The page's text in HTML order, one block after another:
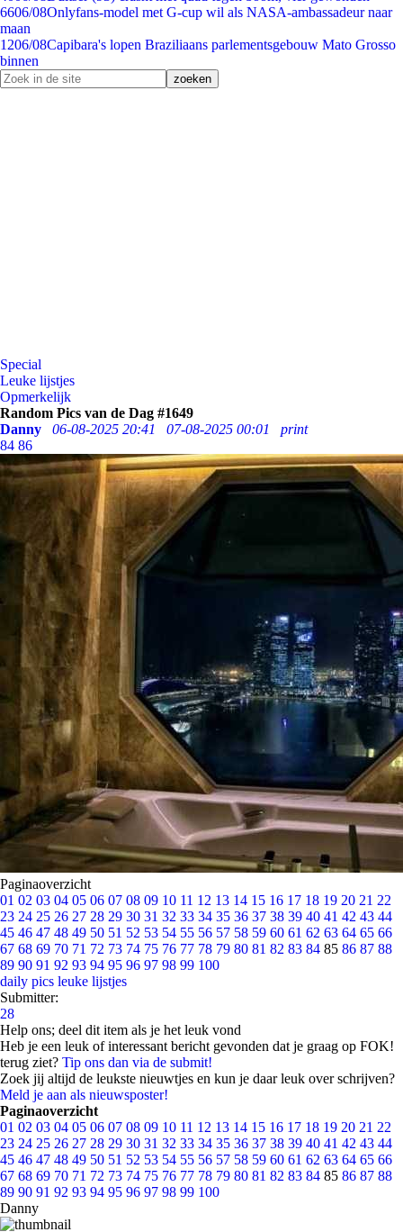
6606/08Onlyfans-model met G-cup wil als NASA-ambassadeur naar
maan
1206/08Capibara's lopen Braziliaans parlementsgebouw Mato Grosso
binnen
Special
Leuke lijstjes
Opmerkelijk
Random Pics van de Dag #1649
Danny
06-08-2025 20:41 07-08-2025 00:01
print
84 86
Paginaoverzicht
01 02 03 04 05 06 07 08 09 10 11 12 13 14 15 16 17 18 19 20 21 22
23 24 25 26 27 28 29 30 31 32 33 34 35 36 37 38 39 40 41 42 43 44
45 46 47 48 49 50 51 52 53 54 55 56 57 58 59 60 61 62 63 64 65 66
67 68 69 70 71 72 73 74 75 76 77 78 79 80 81 82 83 84 85 86 87 88
89 90 91 92 93 94 95 96 97 98 99 100
daily pics leuke lijstjes
Submitter:
28
Help ons; deel dit item als je het leuk vond
Heb je een leuk of interessant bericht gevonden dat je graag op FOK!
terug ziet? Tip ons dan via de submit!
Zoek jij altijd de leukste nieuwtjes en kun je daar leuk over schrijven?
Meld je aan als nieuwsposter!
Paginaoverzicht
01 02 03 04 05 06 07 08 09 10 11 12 13 14 15 16 17 18 19 20 21 22
23 24 25 26 27 28 29 30 31 32 33 34 35 36 37 38 39 40 41 42 43 44
45 46 47 48 49 50 51 52 53 54 55 56 57 58 59 60 61 62 63 64 65 66
67 68 69 70 71 72 73 74 75 76 77 78 79 80 81 82 83 84 85 86 87 88
89 90 91 92 93 94 95 96 97 98 99 100
Danny